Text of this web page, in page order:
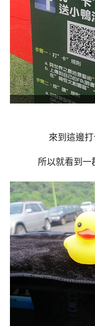
來到這邊
所以就看到一